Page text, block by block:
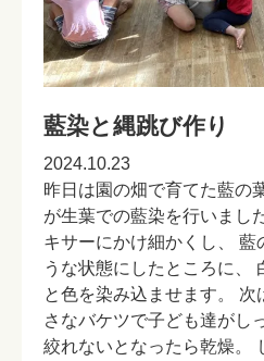
藍染と縄跳び作り
2024.10.23
昨日は園の畑で育てた藍の
が生葉での藍染を行いまし
キサーにかけ細かくし、 藍
うな状態にしたところに、
と色を染み込ませます。
さなバケツで子ども達がし
絞れないとなったら乾燥。